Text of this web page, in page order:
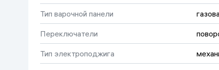
Ювелирные изделия
Товары для дома
Тип варочной панели
Переключатели
Тип электроподжига